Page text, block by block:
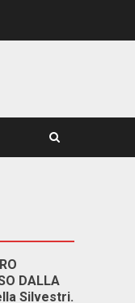
DALLA
Silvestri.